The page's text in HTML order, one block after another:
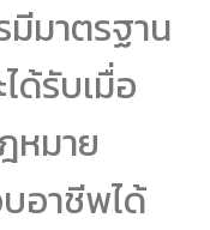
มาตรฐาน
ด้รับเมื่อ
หมาย
บอาชีพได้